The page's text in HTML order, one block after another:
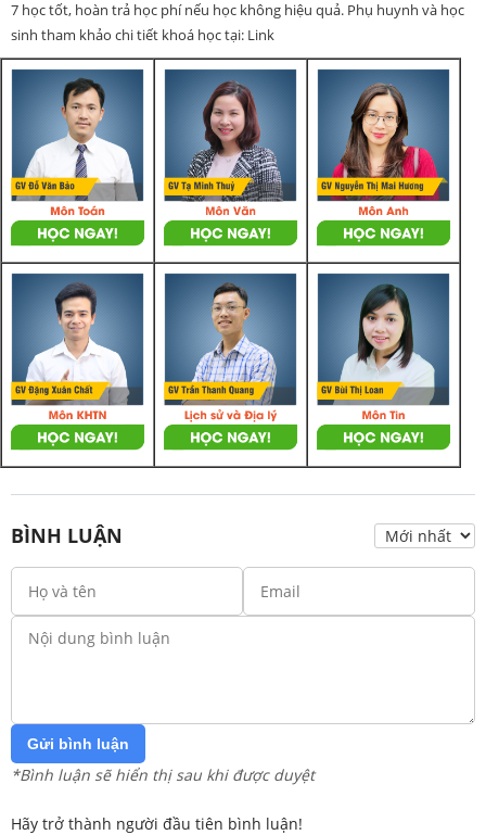
7 học tốt, hoàn trả học phí nếu học không hiệu quả. Phụ huynh và học
sinh tham khảo chi tiết khoá học tại: Link
BÌNH LUẬN
Gửi bình luận
*Bình luận sẽ hiển thị sau khi được duyệt
Hãy trở thành người đầu tiên bình luận!